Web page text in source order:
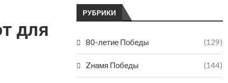
для
РУБРИКИ
80-летие Победы (129)
Zнамя Победы (144)